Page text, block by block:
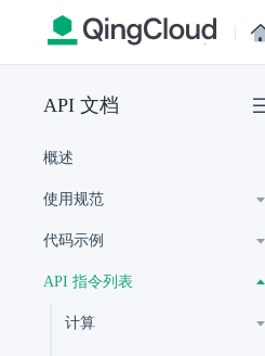
|
API 文档
概述
使用规范
代码示例
API 指令列表
计算